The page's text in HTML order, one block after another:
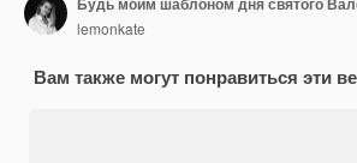
lemonkate
Вам также могут понравиться эти